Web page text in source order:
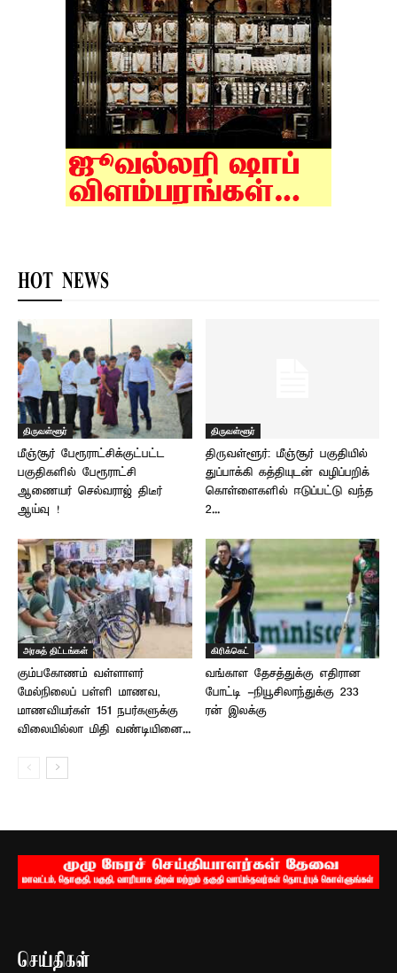
HOT NEWS
திருவள்ளூர்
மீஞ்சூர் பேரூராட்சிக்குட்பட்ட
பகுதிகளில் பேரூராட்சி
ஆணையர் செல்வராஜ் திடீர்
ஆய்வு !
திருவள்ளூர்
திருவள்ளூர்: மீஞ்சூர் பகுதியில்
துப்பாக்கி கத்தியுடன் வழிப்பறிக்
கொள்ளைகளில் ஈடுப்பட்டு வந்த
2...
அரசுத் திட்டங்கள்
கும்பகோணம் வள்ளாளர்
மேல்நிலைப் பள்ளி மாணவ,
மாணவியர்கள் 151 நபர்களுக்கு
விலையில்லா மிதி வண்டியினை...
கிரிக்கெட்
வங்காள தேசத்துக்கு எதிரான
போட்டி -நியூசிலாந்துக்கு 233
ரன் இலக்கு
செய்திகள்